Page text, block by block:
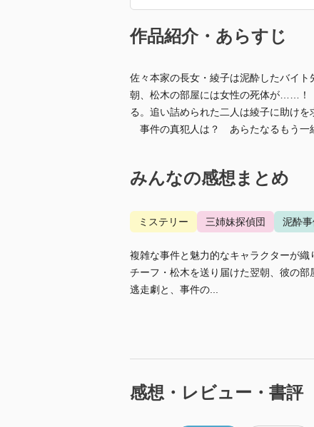
作品紹介・あらすじ
佐々本家の長女・綾子は泥酔したバイ
朝、松木の部屋には女性の死体が……！
る。追い詰められた二人は綾子に助け
事件の真犯人は？ あらたなるもう一
みんなの感想まとめ
ミステリー 三姉妹探偵団 泥酔
複雑な事件と魅力的なキャラクターが
チーフ・松木を送り届けた翌朝、彼の
逃走劇と、事件の...
感想・レビュー・書評